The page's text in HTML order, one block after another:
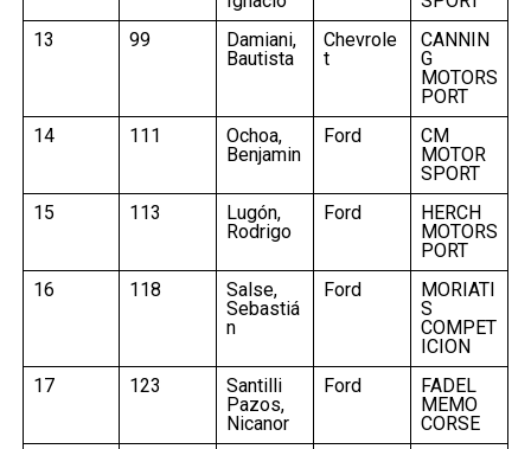
13
99
Damiani,
Bautista
Chevrole
t
CANNIN
G
MOTORS
PORT
14
111
Ochoa,
Benjamin
Ford
CM
MOTOR
SPORT
15
113
Lugón,
Rodrigo
Ford
HERCH
MOTORS
PORT
16
118
Salse,
Sebastiá
n
Ford
MORIATI
S
COMPET
ICION
17
123
Santilli
Pazos,
Nicanor
Ford
FADEL
MEMO
CORSE